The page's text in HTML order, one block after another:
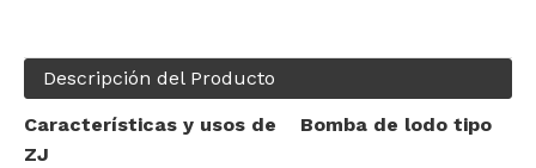
Descripción del Producto
Características y usos de Bomba de lodo tipo
ZJ